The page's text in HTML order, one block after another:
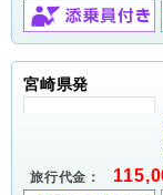
宮崎県発
旅行代金：